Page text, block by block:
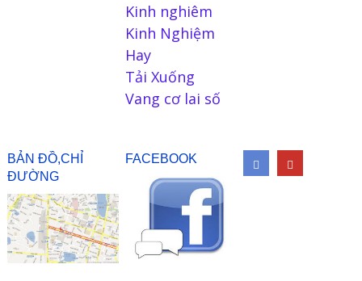
Kinh nghiêm
Kinh Nghiệm
Hay
Tải Xuống
Vang cơ lai số
BẢN ĐỒ,CHỈ
ĐƯỜNG
FACEBOOK